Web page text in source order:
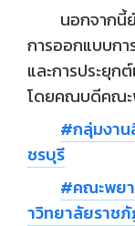
นอกจากนี้
การออกแบบกา
และการประยุก
โดยคณบดีคณะ
#กลุ่มงาน
ชรบุรี
#คณะพย
าวิทยาลัยราช